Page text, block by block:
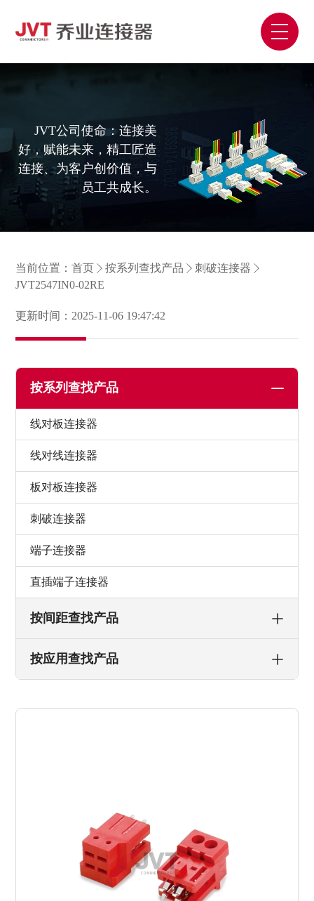
JVT公司使命：连接美
好，赋能未来，精工匠造
连接、为客户创价值，与
员工共成长。
当前位置：首页 按系列查找产品
刺破连接器
JVT2547IN0-02RE
更新时间：2025-11-06 19:47:42
按系列查找产品
线对板连接器
线对线连接器
板对板连接器
刺破连接器
端子连接器
直插端子连接器
按间距查找产品
按应用查找产品